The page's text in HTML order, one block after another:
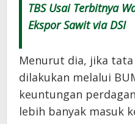
TBS Usai Terbitnya
Ekspor Sawit via DSI
Menurut dia, jika
dilakukan melalui
keuntungan
lebih banyak masuk